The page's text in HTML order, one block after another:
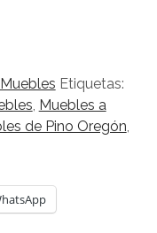
Muebles Etiquetas:
, Muebles a
de Pino Oregón,